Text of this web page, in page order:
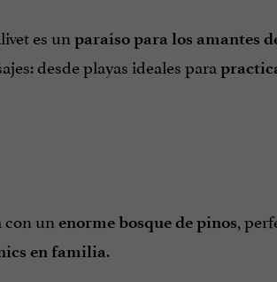
es un paraíso para los amantes
desde playas ideales para
un enorme bosque de pinos,
en familia.